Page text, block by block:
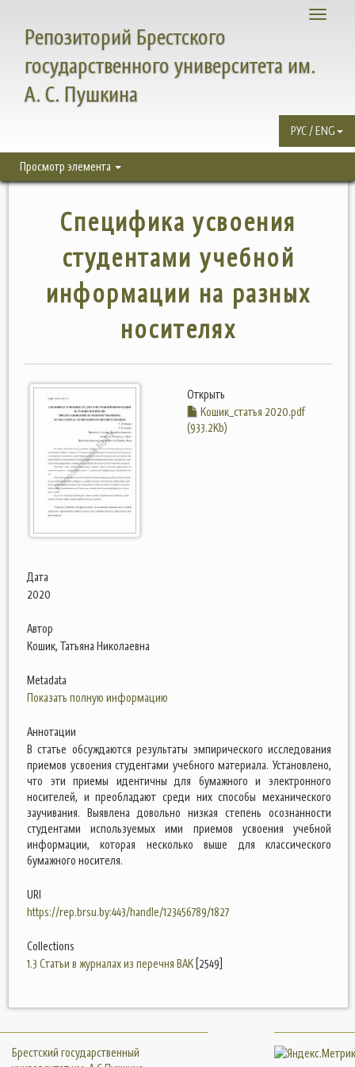
Toggle
Репозиторий Брестского
государственного университета им.
А. С. Пушкина
РУС / ENG
Просмотр элемента
Специфика усвоения
студентами учебной
информации на разных
носителях
Открыть
Кошик_статья 2020.pdf
(933.2Kb)
Дата
2020
Автор
Кошик, Татьяна Николаевна
Metadata
Показать полную информацию
Аннотации
В статье обсуждаются результаты эмпирического исследования
приемов усвоения студентами учебного материала. Установлено,
что эти приемы идентичны для бумажного и электронного
носителей, и преобладают среди них способы механического
заучивания. Выявлена довольно низкая степень осознанности
студентами используемых ими приемов усвоения учебной
информации, которая несколько выше для классического
бумажного носителя.
URI
https://rep.brsu.by:443/handle/123456789/1827
Collections
1.3 Статьи в журналах из перечня ВАК [2549]
Брестский государственный